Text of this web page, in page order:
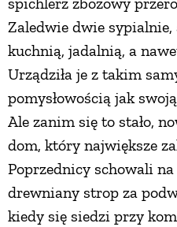
Zaledwie dwie sypialnie,
kuchnią, jadalnią, a
Urządziła je z takim
pomysłowością jak
Ale zanim się to stało,
dom, który największe
Poprzednicy schowali
drewniany strop za
kiedy się siedzi przy